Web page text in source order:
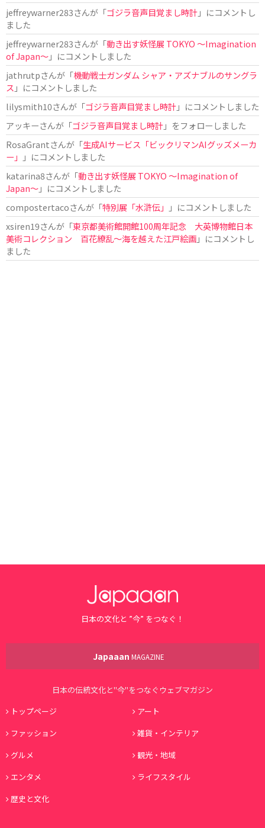
jeffreywarner283さんが「ゴジラ音声目覚まし時計」にコメントし
ました
jeffreywarner283さんが「動き出す妖怪展 TOKYO 〜Imagination
of Japan〜」にコメントしました
jathrutpさんが「機動戦士ガンダム シャア・アズナブルのサングラ
ス 」にコメントしました
lilysmith10さんが「ゴジラ音声目覚まし時計」にコメントしました
アッキーさんが「ゴジラ音声目覚まし時計」をフォローしました
RosaGrantさんが「生成AIサービス「ビックリマンAIグッズメーカ
ー」
」にコメントしました
katarina8さんが「動き出す妖怪展 TOKYO 〜Imagination of
Japan〜」にコメントしました
compostertacoさんが「特別展「水滸伝」
」にコメントしました
xsiren19さんが「東京都美術館開館100周年記念 大英博物館日本
美術コレクション 百花繚乱～海を越えた江戸絵画」にコメントし
ました
日本の文化と ”今” をつなぐ！
Japaaan MAGAZINE
日本の伝統文化と"今"をつなぐウェブマガジン
トップページ
アート
ファッション
雑貨・インテリア
グルメ
観光・地域
エンタメ
ライフスタイル
歴史と文化